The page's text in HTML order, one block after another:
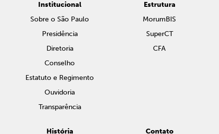
Institucional
Sobre o São Paulo
Presidência
Diretoria
Conselho
Estatuto e Regimento
Ouvidoria
Transparência
Estrutura
MorumBIS
SuperCT
CFA
História Contato